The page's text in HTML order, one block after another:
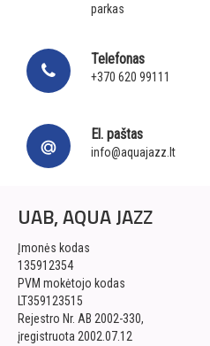
parkas
Telefonas
+370 620 99111
El. paštas
info@aquajazz.lt
UAB, AQUA JAZZ
Įmonės kodas
135912354
PVM mokėtojo kodas
LT359123515
Rejestro Nr. AB 2002-330,
įregistruota 2002.07.12